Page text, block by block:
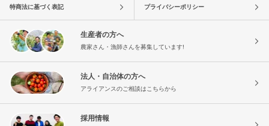
特商法に基づく表記 プライバシーポリシー
生産者の方へ
農家さん・漁師さんを募集しています!
法人・自治体の方へ
アライアンスのご相談はこちらから
採用情報